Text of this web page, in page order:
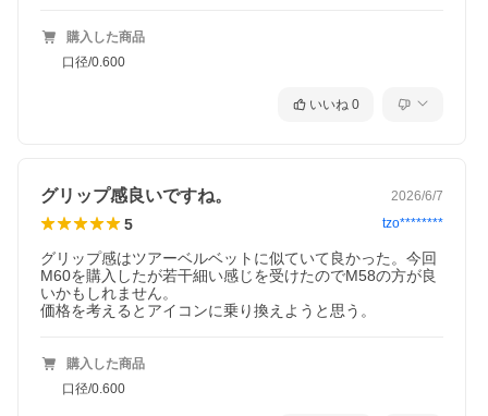
購入した商品
口径/0.600
いいね 0
グリップ感良いですね。 2026/6/7
5 tzo********
グリップ感はツアーベルベットに似ていて良かった。今回
M60を購入したが若干細い感じを受けたのでM58の方が良
いかもしれません。
価格を考えるとアイコンに乗り換えようと思う。
購入した商品
口径/0.600